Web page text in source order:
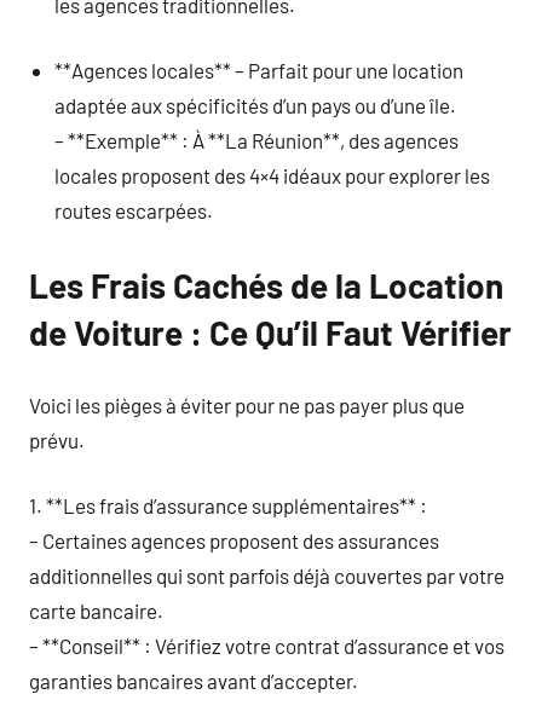
**Agences locales** – Parfait pour une location
adaptée aux spécificités d’un pays ou d’une île.
– **Exemple** : À **La Réunion**, des agences
locales proposent des 4×4 idéaux pour explorer les
routes escarpées.
Les Frais Cachés de la Location
de Voiture : Ce Qu’il Faut Vérifier
Voici les pièges à éviter pour ne pas payer plus que
prévu.
1. **Les frais d’assurance supplémentaires** :
– Certaines agences proposent des assurances
additionnelles qui sont parfois déjà couvertes par votre
carte bancaire.
– **Conseil** : Vérifiez votre contrat d’assurance et vos
garanties bancaires avant d’accepter.